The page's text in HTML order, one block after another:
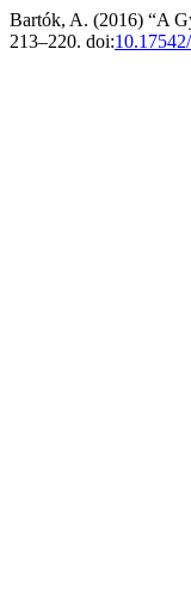
Bartók, A. (2016) “A
213–220. doi: